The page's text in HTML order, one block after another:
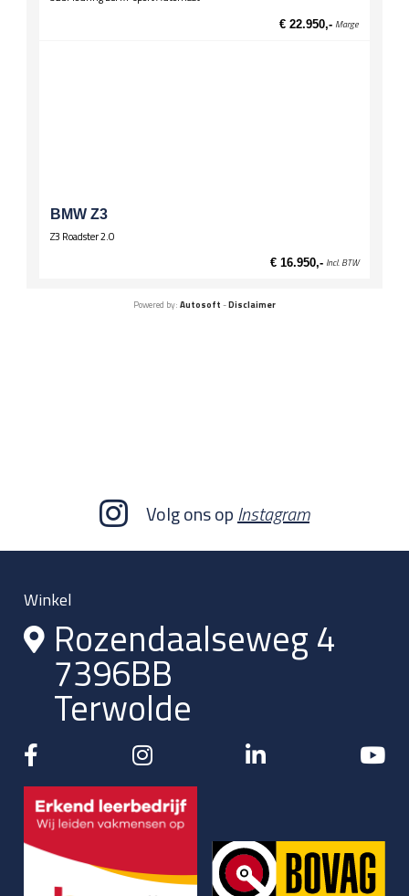
€ 22.950,- Marge
BMW Z3
Z3 Roadster 2.0
€ 16.950,- Incl. BTW
Powered by: Autosoft -Disclaimer
Volg ons opInstagram
Winkel
Rozendaalseweg 4
7396BB
Terwolde